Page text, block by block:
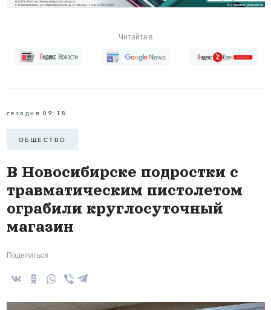
Читайте в
сегодня 09:18
ОБЩЕСТВО
В Новосибирске подростки с
травматическим пистолетом
ограбили круглосуточный
магазин
Поделиться